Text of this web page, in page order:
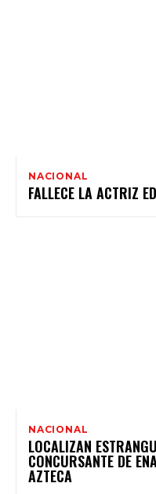
NACIONAL
FALLECE LA ACTRIZ
NACIONAL
LOCALIZAN
CONCURSANTE DE
AZTECA